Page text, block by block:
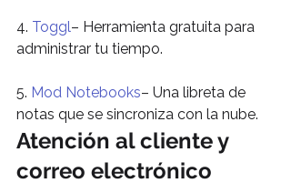
4. Toggl– Herramienta gratuita para
administrar tu tiempo.
5. Mod Notebooks– Una libreta de
notas que se sincroniza con la nube.
Atención al cliente y
correo electrónico